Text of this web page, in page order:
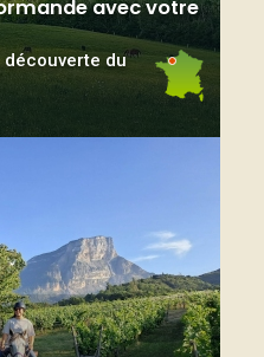
avec votre
découverte du